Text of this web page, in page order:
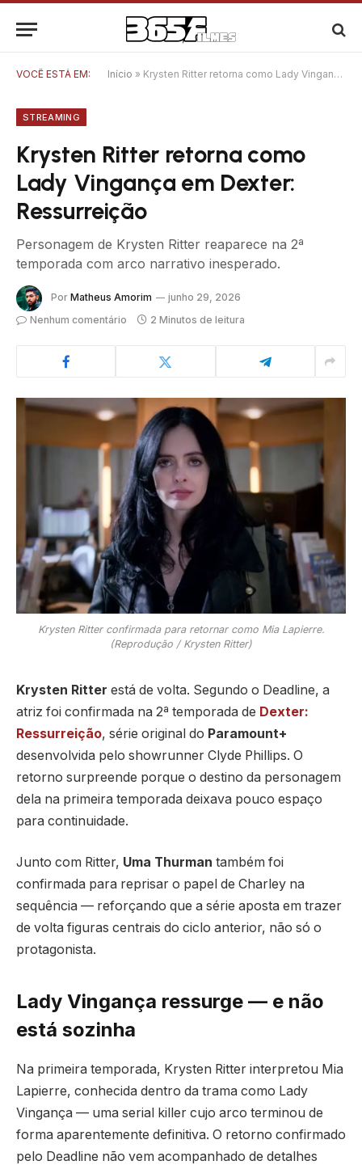
VOCÊ ESTÁ EM: Início » Krysten Ritter retorna como Lady Vingança em Dexter: Ressurreição
STREAMING
Krysten Ritter retorna como
Lady Vingança em Dexter:
Ressurreição
Personagem de Krysten Ritter reaparece na 2ª
temporada com arco narrativo inesperado.
Por Matheus Amorim
junho 29, 2026
Nenhum comentário
2 Minutos de leitura
Krysten Ritter confirmada para retornar como Mia Lapierre.
(Reprodução / Krysten Ritter)
Krysten Ritter está de volta. Segundo o Deadline, a
atriz foi confirmada na 2ª temporada de Dexter:
Ressurreição, série original do Paramount+
desenvolvida pelo showrunner Clyde Phillips. O
retorno surpreende porque o destino da personagem
dela na primeira temporada deixava pouco espaço
para continuidade.
Junto com Ritter, Uma Thurman também foi
confirmada para reprisar o papel de Charley na
sequência — reforçando que a série aposta em trazer
de volta figuras centrais do ciclo anterior, não só o
protagonista.
Lady Vingança ressurge — e não
está sozinha
Na primeira temporada, Krysten Ritter interpretou Mia
Lapierre, conhecida dentro da trama como Lady
Vingança — uma serial killer cujo arco terminou de
forma aparentemente definitiva. O retorno confirmado
pelo Deadline não vem acompanhado de detalhes